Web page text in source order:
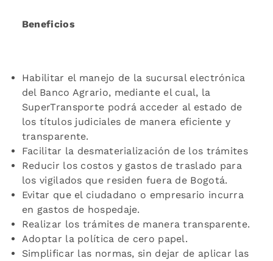
Beneficios
Habilitar el manejo de la sucursal electrónica
del Banco Agrario, mediante el cual, la
SuperTransporte podrá acceder al estado de
los títulos judiciales de manera eficiente y
transparente.
Facilitar la desmaterialización de los trámites
Reducir los costos y gastos de traslado para
los vigilados que residen fuera de Bogotá.
Evitar que el ciudadano o empresario incurra
en gastos de hospedaje.
Realizar los trámites de manera transparente.
Adoptar la política de cero papel.
Simplificar las normas, sin dejar de aplicar las